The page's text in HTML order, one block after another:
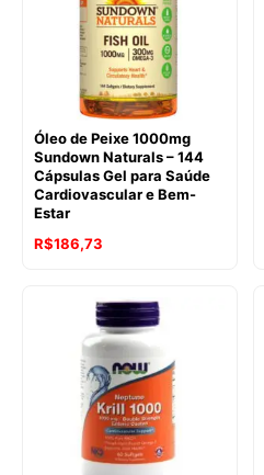
Óleo de Peixe 1000mg
Sundown Naturals – 144
Cápsulas Gel para Saúde
Cardiovascular e Bem-
Estar
R$186,73